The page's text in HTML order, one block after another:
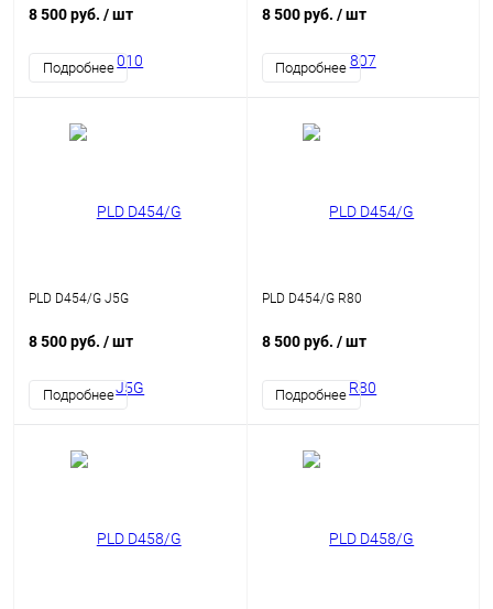
8 500 руб. / шт
Подробнее
8 500 руб. / шт
Подробнее
PLD D454/G J5G
8 500 руб. / шт
Подробнее
PLD D454/G R80
8 500 руб. / шт
Подробнее